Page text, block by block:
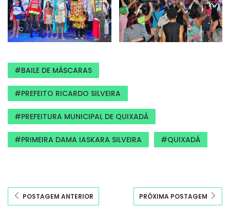
BAILE DE MÁSCARAS
PREFEITO RICARDO SILVEIRA
PREFEITURA MUNICIPAL DE QUIXADÁ
PRIMEIRA DAMA IASKARA SILVEIRA QUIXADÁ
POSTAGEM ANTERIOR PRÓXIMA POSTAGEM